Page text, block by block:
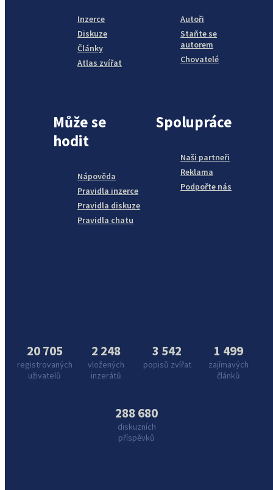
Inzerce
Diskuze
Články
Atlas zvířat
Autoři
Staňte se
autorem
Chovatelé
Může se
hodit
Nápověda
Pravidla inzerce
Pravidla diskuze
Pravidla chatu
Spolupráce
Naši partneři
Reklama
Podpořte nás
20 705
registrovaných
uživatelů
2 248
vložených
inzerátů
3 542
popisů zvířat
1 499
zajímavých
článků
288 680
diskuzních
příspěvků